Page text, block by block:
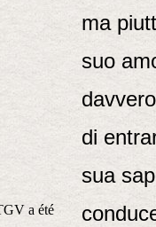
a été
ma
suo
di
sua